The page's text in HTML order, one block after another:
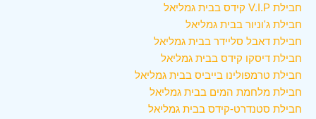
חבילת V.I.P קידס בבית גמליאל
חבילת ג'וניור בבית גמליאל
חבילת דאבל סליידר בבית גמליאל
חבילת דיסקו קידס בבית גמליאל
חבילת טרמפולינו בייביס בבית גמליאל
חבילת מלחמת המים בבית גמליאל
חבילת סטנדרט-קידס בבית גמליאל